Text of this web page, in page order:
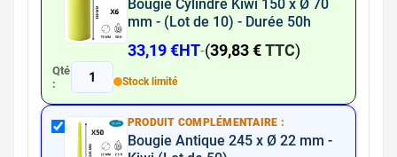
Bougie Cylindre Kiwi 150 x Ø 70
mm - (Lot de 10) - Durée 50h
33,19 €HT-(39,83 €TTC)
Qté
:
1 Stock limité
PRODUIT COMPLÉMENTAIRE :
Bougie Antique 245 x Ø 22 mm -